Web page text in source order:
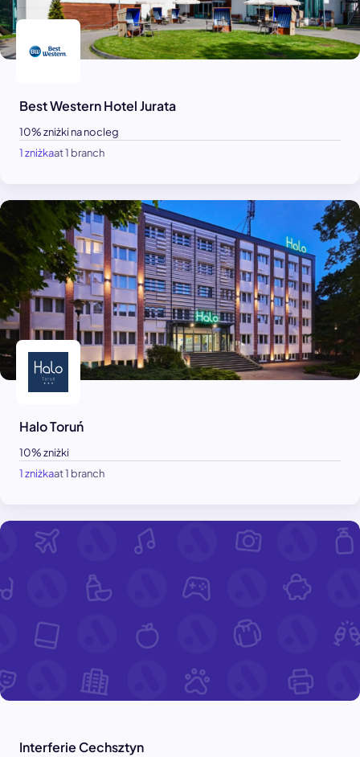
Best Western Hotel Jurata
10% zniżki na nocleg
1 zniżkaat 1 branch
Halo Toruń
10% zniżki
1 zniżkaat 1 branch
Interferie Cechsztyn